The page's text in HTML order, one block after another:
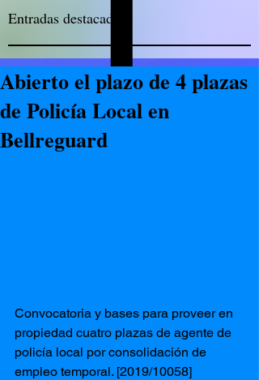
Entradas destacadas
Abierto el plazo de 4 plazas
de Policía Local en
Bellreguard
Convocatoria y bases para proveer en
propiedad cuatro plazas de agente de
policía local por consolidación de
empleo temporal. [2019/10058]